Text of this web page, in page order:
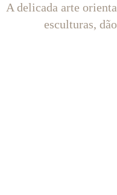
A delicada arte
esculturas,